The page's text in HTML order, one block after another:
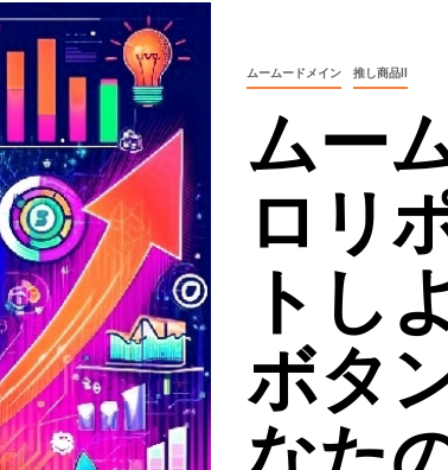
ムームードメイン 推し商品II
ムー
ロリ
トし
ボタ